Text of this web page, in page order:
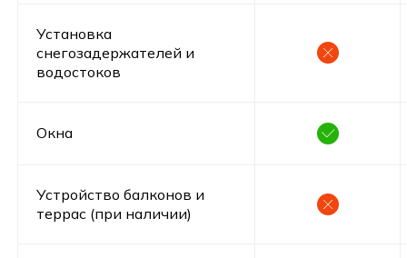
Установка
снегозадержателей и
водостоков
Окна
Устройство балконов и
террас (при наличии)